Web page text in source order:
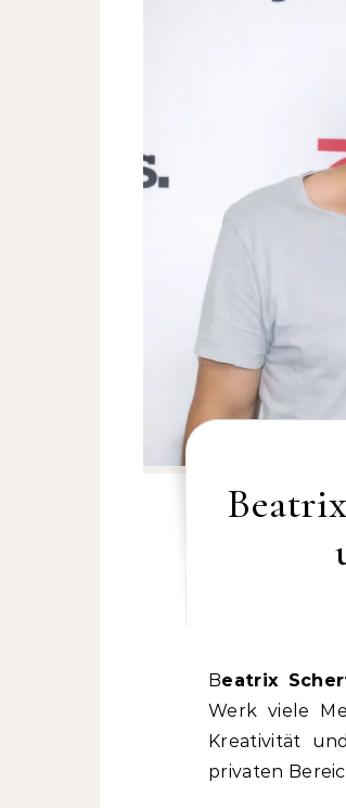
Beatrix
Werk viele
Kreativität
privaten